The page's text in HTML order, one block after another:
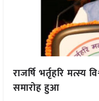
राजर्षि भर्तृहरि मत्स्य
समारोह हुआ